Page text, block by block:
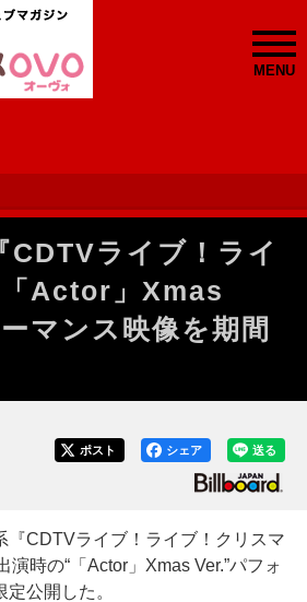
MENU
CDTVライブ！ライ
Actor」Xmas
マンス映像を期間
送る
シェア
ポスト
CDTVライブ！ライブ！クリスマ
演時の“「Actor」Xmas Ver.”パフォ
公開した。